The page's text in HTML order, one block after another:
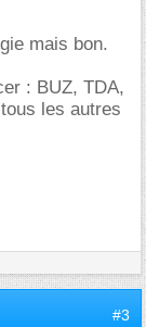
mais bon.
: BUZ, TDA,
les autres
#3